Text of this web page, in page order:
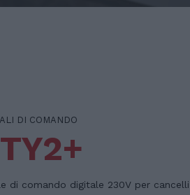
DI COMANDO
di comando digitale 230V per